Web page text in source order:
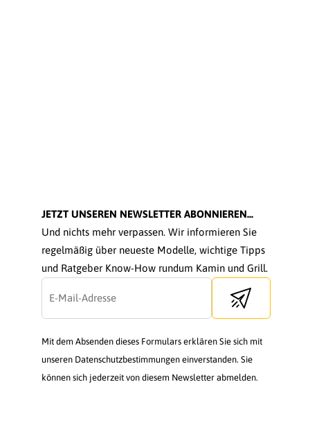
JETZT UNSEREN NEWSLETTER ABONNIEREN...
Und nichts mehr verpassen. Wir informieren Sie
regelmäßig über neueste Modelle, wichtige Tipps
und Ratgeber Know-How rundum Kamin und Grill.
Send newsletter
Mit dem Absenden dieses Formulars erklären Sie sich mit
unseren Datenschutzbestimmungen einverstanden. Sie
können sich jederzeit von diesem Newsletter abmelden.